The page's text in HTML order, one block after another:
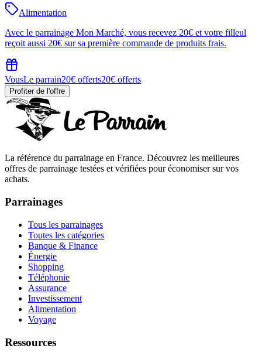
Alimentation
Avec le parrainage Mon Marché, vous recevez 20€ et votre filleul
reçoit aussi 20€ sur sa première commande de produits frais.
VousLe parrain20€ offerts20€ offerts
Profiter de l'offre
La référence du parrainage en France. Découvrez les meilleures
offres de parrainage testées et vérifiées pour économiser sur vos
achats.
Parrainages
Tous les parrainages
Toutes les catégories
Banque & Finance
Énergie
Shopping
Téléphonie
Assurance
Investissement
Alimentation
Voyage
Ressources